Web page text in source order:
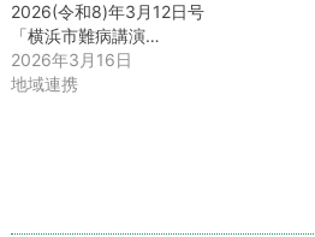
2026(令和8)年3月12日号
「横浜市難病講演…
2026年3月16日
地域連携